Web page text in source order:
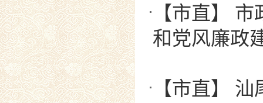
【市直】
和党风廉政
【市直】